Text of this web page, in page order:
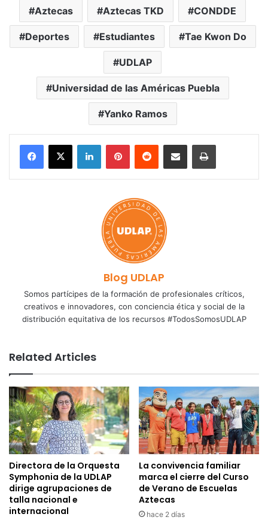
Aztecas Aztecas TKD CONDDE
Deportes Estudiantes Tae Kwon Do
UDLAP
Universidad de las Américas Puebla
Yanko Ramos
LinkedInPinterestReddit Share via Email Print
Blog UDLAP
Somos partícipes de la formación de profesionales críticos,
creativos e innovadores, con conciencia ética y social de la
distribución equitativa de los recursos #TodosSomosUDLAP
Related Articles
Directora de la Orquesta
Symphonia de la UDLAP
dirige agrupaciones de
talla nacional e
internacional
La convivencia familiar
marca el cierre del Curso
de Verano de Escuelas
Aztecas
hace 2 días